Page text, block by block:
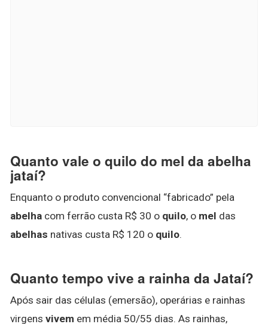
Quanto vale o quilo do mel da abelha
jataí?
Enquanto o produto convencional “fabricado” pela
abelha com ferrão custa R$ 30 o quilo, o mel das
abelhas nativas custa R$ 120 o quilo.
Quanto tempo vive a rainha da Jataí?
Após sair das células (emersão), operárias e rainhas
virgens vivem em média 50/55 dias. As rainhas,